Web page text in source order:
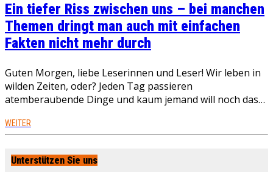
Ein tiefer Riss zwischen uns – bei manchen
Themen dringt man auch mit einfachen
Fakten nicht mehr durch
Guten Morgen, liebe Leserinnen und Leser! Wir leben in
wilden Zeiten, oder? Jeden Tag passieren
atemberaubende Dinge und kaum jemand will noch das…
WEITER
Unterstützen Sie uns